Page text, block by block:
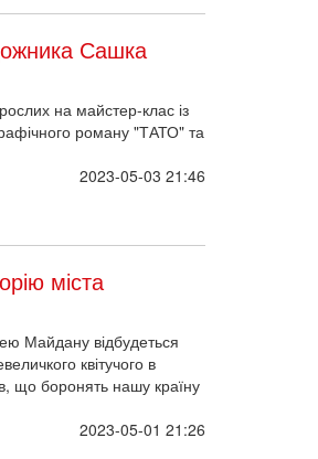
Сашка
на майстер-клас із
роману "ТАТО" та
2023-05-03 21:46
міста
Майдану відбудеться
квітучого в
що боронять нашу країну
2023-05-01 21:26